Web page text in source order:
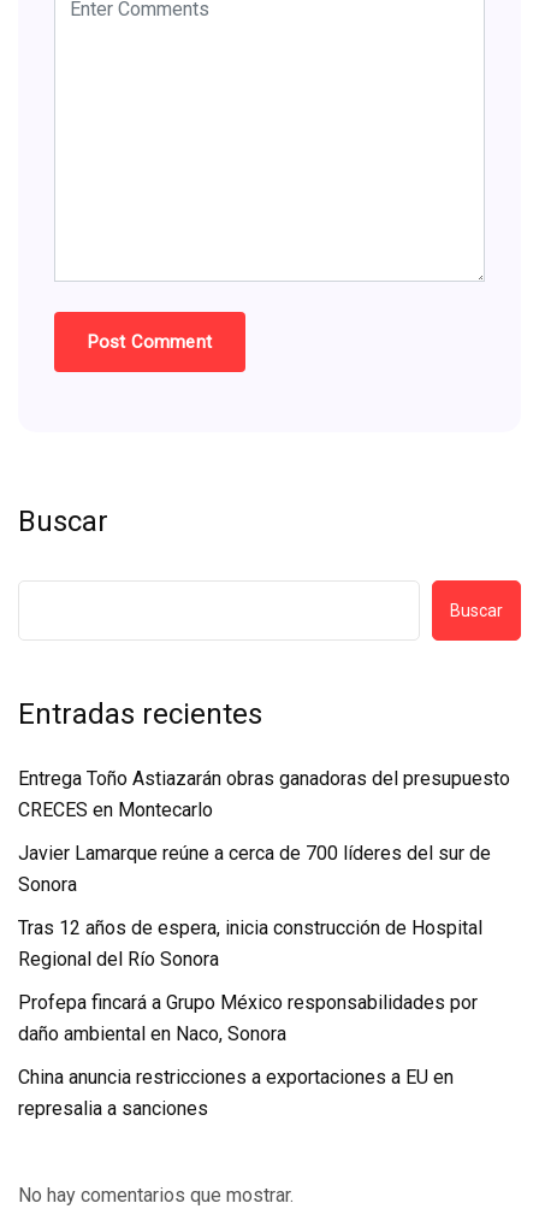
Buscar
Buscar
Entradas recientes
Entrega Toño Astiazarán obras ganadoras del presupuesto
CRECES en Montecarlo
Javier Lamarque reúne a cerca de 700 líderes del sur de
Sonora
Tras 12 años de espera, inicia construcción de Hospital
Regional del Río Sonora
Profepa fincará a Grupo México responsabilidades por
daño ambiental en Naco, Sonora
China anuncia restricciones a exportaciones a EU en
represalia a sanciones
No hay comentarios que mostrar.